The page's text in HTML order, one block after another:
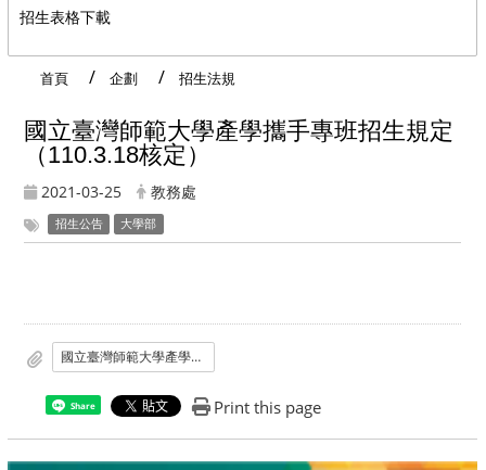
招生表格下載
首頁 企劃 招生法規
國立臺灣師範大學產學攜手專班招生規定
（110.3.18核定）
2021-03-25 教務處
招生公告 大學部
國立臺灣師範大學產學攜手專班招生規定
Share Print this page